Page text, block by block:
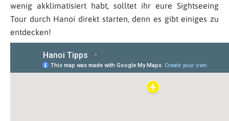
wenig akklimatisiert habt, solltet ihr eure Sightseeing
Tour durch Hanoi direkt starten, denn es gibt einiges zu
entdecken!